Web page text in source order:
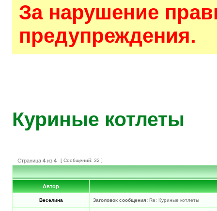
За нарушение
предупреждения.
Куриные котлеты
Страница 4 из 4 [ Сообщений: 32 ]
Автор
Веселина Заголовок сообщения: Re: Куриные котлеты